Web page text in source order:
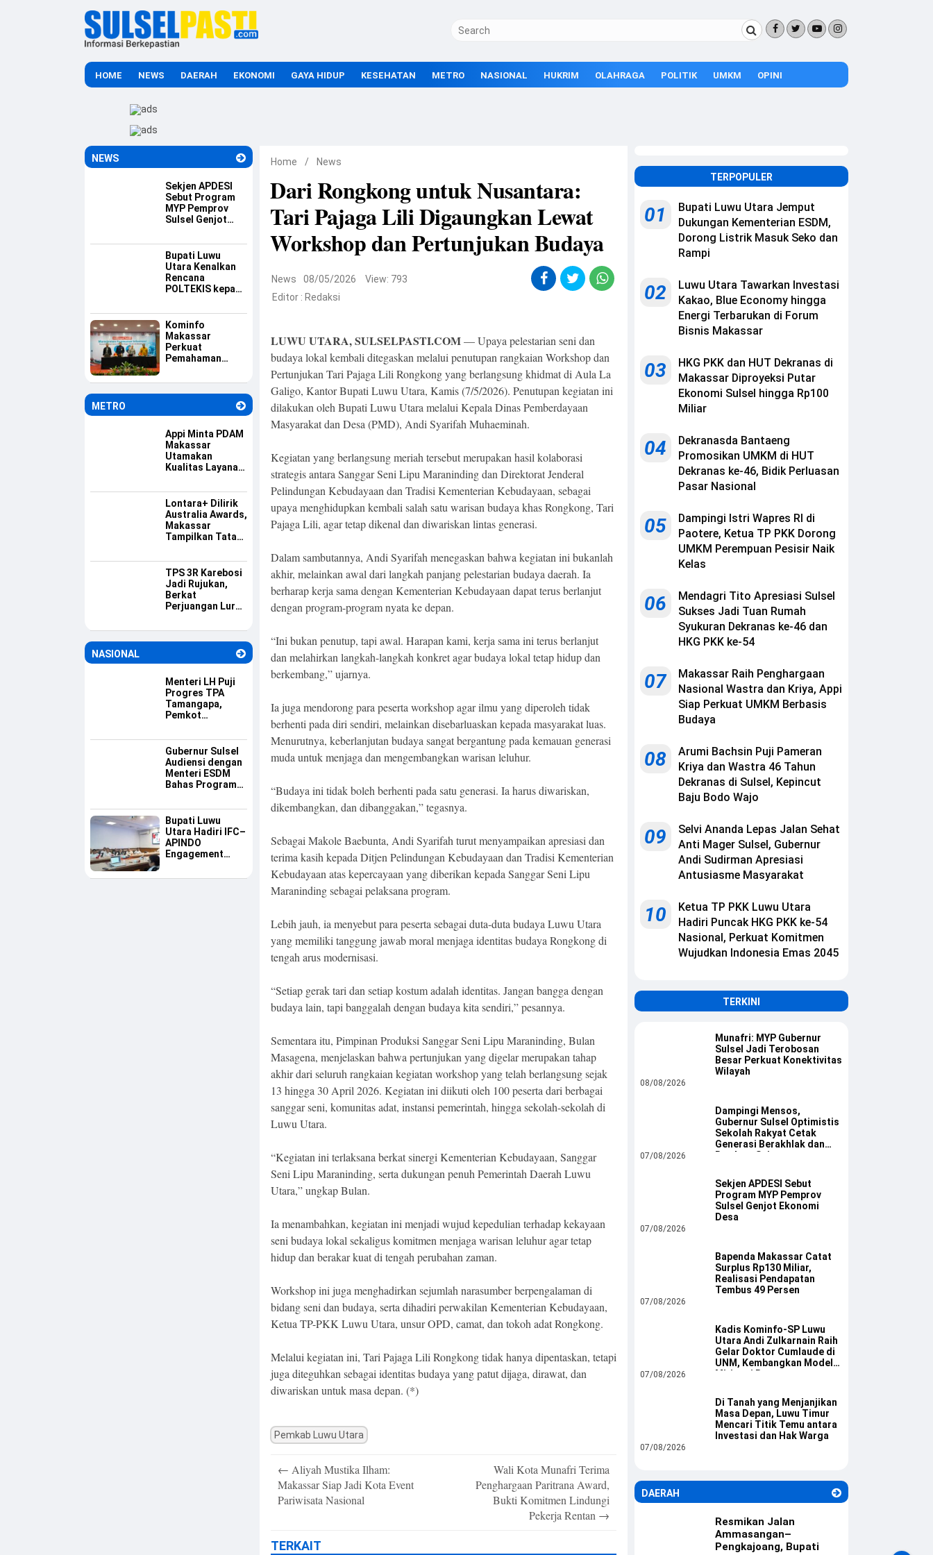
HOME NEWS DAERAH EKONOMI GAYA HIDUP KESEHATAN METRO NASIONAL HUKRIM OLAHRAGA POLITIK UMKM OPINI
NEWS
Sekjen APDESI
Sebut Program
MYP Pemprov
Sulsel Genjot
Bupati Luwu
Utara Kenalkan
Rencana
POLTEKIS kepada
Raya di
Yogyakarta
Kominfo
Makassar
Perkuat
Pemahaman
Keamanan
Informasi
METRO
Appi Minta PDAM
Makassar
Utamakan
Kualitas Layanan
Likuiditas
Perusahaan
Lontara+ Dilirik
Australia Awards,
Makassar
Tampilkan Tata
Pemerintahan
Berbasis Digital
TPS 3R Karebosi
Jadi Rujukan,
Berkat
Perjuangan Lurah
Budaya Pilah
Sampah
NASIONAL
Menteri LH Puji
Progres TPA
Tamangapa,
Pemkot
Serius Benahi
Sampah
Gubernur Sulsel
Audiensi dengan
Menteri ESDM
Bahas Program
Kebutuhan BBM
Kepulauan
Bupati Luwu
Utara Hadiri IFC–
APINDO
Engagement
Investasi dan
Home / News
Dari Rongkong untuk Nusantara:
Tari Pajaga Lili Digaungkan Lewat
Workshop dan Pertunjukan Budaya
News 08/05/2026
View: 793
Editor : Redaksi
LUWU UTARA, SULSELPASTI.COM— Upaya pelestarian seni dan
budaya lokal kembali ditegaskan melalui penutupan rangkaian Workshop dan
Pertunjukan Tari Pajaga Lili Rongkong yang berlangsung khidmat di Aula La
Galigo, Kantor Bupati Luwu Utara, Kamis (7/5/2026). Penutupan kegiatan ini
dilakukan oleh Bupati Luwu Utara melalui Kepala Dinas Pemberdayaan
Masyarakat dan Desa (PMD), Andi Syarifah Muhaeminah.
Kegiatan yang berlangsung meriah tersebut merupakan hasil kolaborasi
strategis antara Sanggar Seni Lipu Maraninding dan Direktorat Jenderal
Pelindungan Kebudayaan dan Tradisi Kementerian Kebudayaan, sebagai
upaya menghidupkan kembali salah satu warisan budaya khas Rongkong, Tari
Pajaga Lili, agar tetap dikenal dan diwariskan lintas generasi.
Dalam sambutannya, Andi Syarifah menegaskan bahwa kegiatan ini bukanlah
akhir, melainkan awal dari langkah panjang pelestarian budaya daerah. Ia
berharap kerja sama dengan Kementerian Kebudayaan dapat terus berlanjut
dengan program-program nyata ke depan.
“Ini bukan penutup, tapi awal. Harapan kami, kerja sama ini terus berlanjut
dan melahirkan langkah-langkah konkret agar budaya lokal tetap hidup dan
berkembang,” ujarnya.
Ia juga mendorong para peserta workshop agar ilmu yang diperoleh tidak
berhenti pada diri sendiri, melainkan disebarluaskan kepada masyarakat luas.
Menurutnya, keberlanjutan budaya sangat bergantung pada kemauan generasi
muda untuk menjaga dan mengembangkan warisan leluhur.
“Budaya ini tidak boleh berhenti pada satu generasi. Ia harus diwariskan,
dikembangkan, dan dibanggakan,” tegasnya.
Sebagai Makole Baebunta, Andi Syarifah turut menyampaikan apresiasi dan
terima kasih kepada Ditjen Pelindungan Kebudayaan dan Tradisi Kementerian
Kebudayaan atas kepercayaan yang diberikan kepada Sanggar Seni Lipu
Maraninding sebagai pelaksana program.
Lebih jauh, ia menyebut para peserta sebagai duta-duta budaya Luwu Utara
yang memiliki tanggung jawab moral menjaga identitas budaya Rongkong di
tengah arus modernisasi.
“Setiap gerak tari dan setiap kostum adalah identitas. Jangan bangga dengan
budaya lain, tapi banggalah dengan budaya kita sendiri,” pesannya.
Sementara itu, Pimpinan Produksi Sanggar Seni Lipu Maraninding, Bulan
Masagena, menjelaskan bahwa pertunjukan yang digelar merupakan tahap
akhir dari seluruh rangkaian kegiatan workshop yang telah berlangsung sejak
13 hingga 30 April 2026. Kegiatan ini diikuti oleh 100 peserta dari berbagai
sanggar seni, komunitas adat, instansi pemerintah, hingga sekolah-sekolah di
Luwu Utara.
“Kegiatan ini terlaksana berkat sinergi Kementerian Kebudayaan, Sanggar
Seni Lipu Maraninding, serta dukungan penuh Pemerintah Daerah Luwu
Utara,” ungkap Bulan.
Ia menambahkan, kegiatan ini menjadi wujud kepedulian terhadap kekayaan
seni budaya lokal sekaligus komitmen menjaga warisan leluhur agar tetap
hidup dan berakar kuat di tengah perubahan zaman.
Workshop ini juga menghadirkan sejumlah narasumber berpengalaman di
bidang seni dan budaya, serta dihadiri perwakilan Kementerian Kebudayaan,
Ketua TP-PKK Luwu Utara, unsur OPD, camat, dan tokoh adat Rongkong.
Melalui kegiatan ini, Tari Pajaga Lili Rongkong tidak hanya dipentaskan, tetapi
juga diteguhkan sebagai identitas budaya yang patut dijaga, dirawat, dan
diwariskan untuk masa depan. (*)
Pemkab Luwu Utara
navigation
← Aliyah Mustika Ilham:
Makassar Siap Jadi Kota Event
Pariwisata Nasional
Wali Kota Munafri Terima
Penghargaan Paritrana Award,
Bukti Komitmen Lindungi
Pekerja Rentan →
TERKAIT
TERPOPULER
01
Bupati Luwu Utara Jemput
Dukungan Kementerian ESDM,
Dorong Listrik Masuk Seko dan
Rampi
02
Luwu Utara Tawarkan Investasi
Kakao, Blue Economy hingga
Energi Terbarukan di Forum
Bisnis Makassar
03
HKG PKK dan HUT Dekranas di
Makassar Diproyeksi Putar
Ekonomi Sulsel hingga Rp100
Miliar
04
Dekranasda Bantaeng
Promosikan UMKM di HUT
Dekranas ke-46, Bidik Perluasan
Pasar Nasional
05
Dampingi Istri Wapres RI di
Paotere, Ketua TP PKK Dorong
UMKM Perempuan Pesisir Naik
Kelas
06
Mendagri Tito Apresiasi Sulsel
Sukses Jadi Tuan Rumah
Syukuran Dekranas ke-46 dan
HKG PKK ke-54
07
Makassar Raih Penghargaan
Nasional Wastra dan Kriya, Appi
Siap Perkuat UMKM Berbasis
Budaya
08
Arumi Bachsin Puji Pameran
Kriya dan Wastra 46 Tahun
Dekranas di Sulsel, Kepincut
Baju Bodo Wajo
09
Selvi Ananda Lepas Jalan Sehat
Anti Mager Sulsel, Gubernur
Andi Sudirman Apresiasi
Antusiasme Masyarakat
10
Ketua TP PKK Luwu Utara
Hadiri Puncak HKG PKK ke-54
Nasional, Perkuat Komitmen
Wujudkan Indonesia Emas 2045
TERKINI
Munafri: MYP Gubernur
Sulsel Jadi Terobosan
Besar Perkuat Konektivitas
Wilayah
08/08/2026
Dampingi Mensos,
Gubernur Sulsel Optimistis
Sekolah Rakyat Cetak
Generasi Berakhlak dan
Berdaya Saing
07/08/2026
Sekjen APDESI Sebut
Program MYP Pemprov
Sulsel Genjot Ekonomi
Desa
07/08/2026
Bapenda Makassar Catat
Surplus Rp130 Miliar,
Realisasi Pendapatan
Tembus 49 Persen
07/08/2026
Kadis Kominfo-SP Luwu
Utara Andi Zulkarnain Raih
Gelar Doktor Cumlaude di
UNM, Kembangkan Model
Mitigasi Bencana
07/08/2026
Di Tanah yang Menjanjikan
Masa Depan, Luwu Timur
Mencari Titik Temu antara
Investasi dan Hak Warga
07/08/2026
DAERAH
Resmikan Jalan
Ammasangan–
Pengkajoang, Bupati